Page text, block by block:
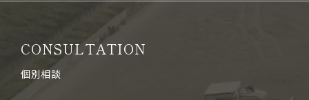
CONSULTATION
個別相談